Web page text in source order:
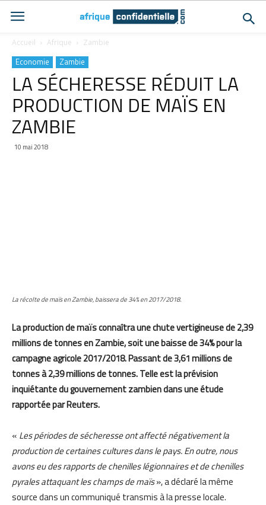
Accueil Afrique Zambie
Economie Zambie
LA SÉCHERESSE RÉDUIT LA
PRODUCTION DE MAÏS EN
ZAMBIE
10 mai 2018
La récolte de maïs en Zambie, baissera de 34% en 2017/2018.
La production de maïs connaîtra une chute vertigineuse de 2,39
millions de tonnes en Zambie, soit une baisse de 34% pour la
campagne agricole 2017/2018. Passant de 3,61 millions de
tonnes à 2,39 millions de tonnes. Telle est la prévision
inquiétante du gouvernement zambien dans une étude
rapportée par Reuters.
« Les périodes de sécheresse ont affecté négativement la
production de certaines cultures dans le pays. En outre, nous
avons eu des rapports de chenilles légionnaires et de chenilles
pyrales attaquant les champs de maïs», a déclaré la même
source dans un communiqué transmis à la presse locale.